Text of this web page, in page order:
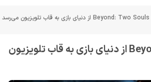
Beyond: Two Souls از دنیای بازی به قاب تلویزیون می‌رسد
Beyond: Two Souls از دنیای بازی به قاب تلویزیون